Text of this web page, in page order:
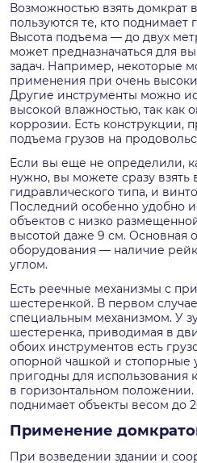
Возможностью взять домкрат
пользуются те, кто поднимает
Высота подъема — до двух
может предназначаться для
задач. Например, некоторые
применения при очень
Другие инструменты можно
высокой влажностью, так как
коррозии. Есть конструкции,
подъема грузов на
Если вы еще не определили,
нужно, вы можете сразу взять
гидравлического типа, и
Последний особенно удобно
объектов с низко
высотой даже 9 см. Основная
оборудования — наличие
углом.
Есть реечные механизмы с
шестеренкой. В первом
специальным механизмом. У
шестеренка, приводимая в
обоих инструментов есть
опорной чашкой и стопорные
пригодны для использования
в горизонтальном
поднимает объекты весом до
Применение
При возведении здании и